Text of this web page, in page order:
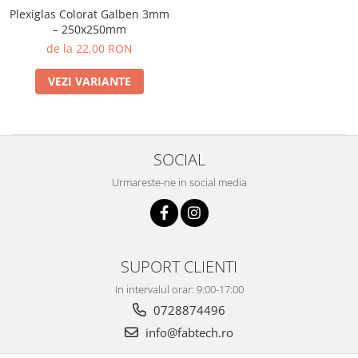
PET-G
Policarbonat Compact
Transparent
Produs Configurabil
Plexiglas Colorat Galben 3mm
– 250x250mm
de la 22,00 RON
VEZI VARIANTE
SOCIAL
Urmareste-ne in social media
SUPORT CLIENTI
In intervalul orar: 9:00-17:00
0728874496
info@fabtech.ro